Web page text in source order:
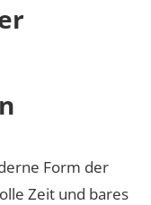
Form der
Zeit und bares